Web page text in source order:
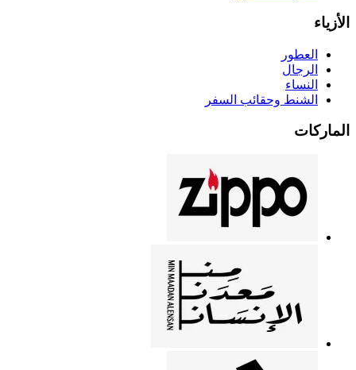
الأزياء
العطور
الرجال
النساء
الشنط وحقائب السفر
الماركات